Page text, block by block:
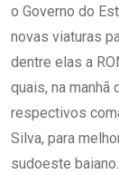
o Governo do
novas viaturas
dentre elas a
quais, na manhã
respectivos
Silva, para
sudoeste baiano.